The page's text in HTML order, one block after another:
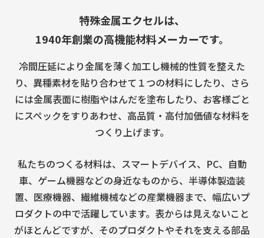
特殊金属エクセルは、
1940年創業の高機能材料メーカーです。
冷間圧延により金属を薄く加工し機械的性質を整えた
り、異種素材を貼り合わせて１つの材料にしたり、さら
には金属表面に樹脂やはんだを塗布したり、 お客様ごと
にスペックをすりあわせ、高品質・高付加価値な材料を
つくり上げます。
私たちのつくる材料は、スマートデバイス、PC、自動
車、ゲーム機器などの身近なものから、半導体製造装
置、医療機器、繊維機械などの産業機器まで、幅広いプ
ロダクトの中で活躍しています。表からは見えないこと
がほとんどですが、そのプロダクトやそれを支える部品